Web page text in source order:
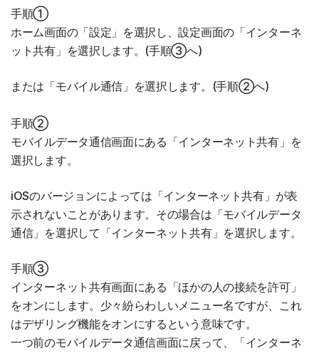
手順①
ホーム画面の「設定」を選択し、設定画面の「インターネ
ット共有」を選択します。(手順③へ)
または「モバイル通信」を選択します。(手順②へ)
手順②
モバイルデータ通信画面にある「インターネット共有」を
選択します。
iOSのバージョンによっては「インターネット共有」が表
示されないことがあります。その場合は「モバイルデータ
通信」を選択して「インターネット共有」を選択します。
手順③
インターネット共有画面にある「ほかの人の接続を許可」
をオンにします。少々紛らわしいメニュー名ですが、これ
はデザリング機能をオンにするという意味です。
一つ前のモバイルデータ通信画面に戻って、「インターネ